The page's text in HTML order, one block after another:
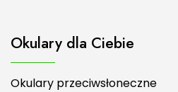
Okulary dla Ciebie
Okulary przeciwsłoneczne